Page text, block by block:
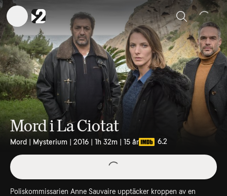
Sök
Mord i La Ciotat
Mord | Mysterium | 2016 | 1h 32m | 15 år 6.2
Poliskommissarien Anne Sauvaire upptäcker kroppen av en